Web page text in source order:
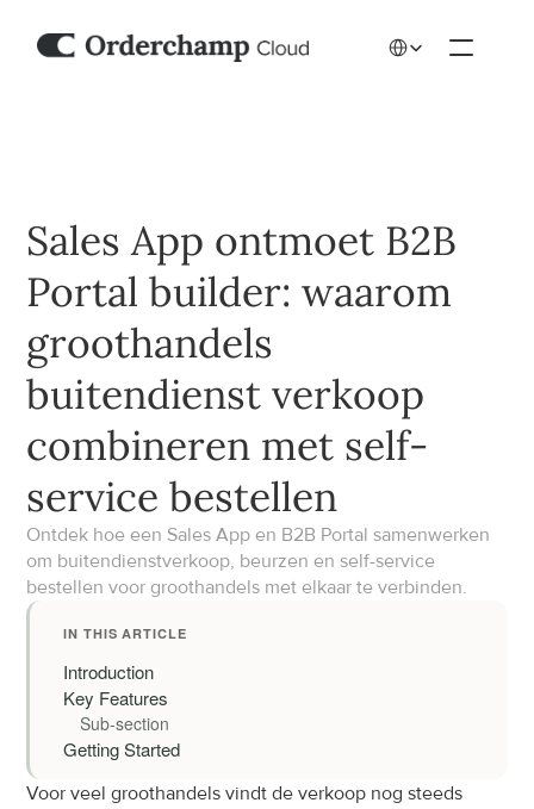
Sales App ontmoet B2B
Portal builder: waarom
groothandels
buitendienst verkoop
combineren met self-
service bestellen
Ontdek hoe een Sales App en B2B Portal samenwerken
om buitendienstverkoop, beurzen en self-service
bestellen voor groothandels met elkaar te verbinden.
IN THIS ARTICLE
Introduction
Key Features
Sub-section
Getting Started
Voor veel groothandels vindt de verkoop nog steeds